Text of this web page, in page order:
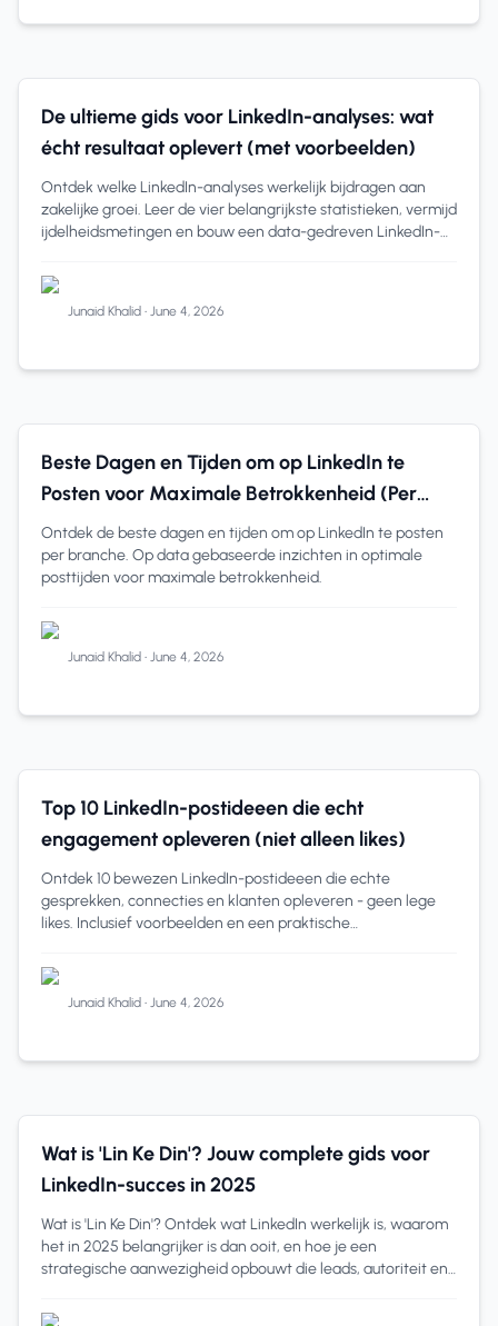
B2B-bedrijven 8 min read
De ultieme gids voor LinkedIn-analyses: wat
écht resultaat oplevert (met voorbeelden)
Ontdek welke LinkedIn-analyses werkelijk bijdragen aan
zakelijke groei. Leer de vier belangrijkste statistieken, vermijd
ijdelheidsmetingen en bouw een data-gedreven LinkedIn-
Junaid Khalid • June 4, 2026
LinkedIn Analytics 9 min read
Beste Dagen en Tijden om op LinkedIn te
Posten voor Maximale Betrokkenheid (Per
Branche)
Ontdek de beste dagen en tijden om op LinkedIn te posten
per branche. Op data gebaseerde inzichten in optimale
posttijden voor maximale betrokkenheid.
Junaid Khalid • June 4, 2026
LinkedIn Tips
Top 10 LinkedIn-postideeen die echt
engagement opleveren (niet alleen likes)
Ontdek 10 bewezen LinkedIn-postideeen die echte
gesprekken, connecties en klanten opleveren - geen lege
likes. Inclusief voorbeelden en een praktische
Junaid Khalid • June 4, 2026
LinkedIn Analytics
Wat is 'Lin Ke Din'? Jouw complete gids voor
LinkedIn-succes in 2025
Wat is 'Lin Ke Din'? Ontdek wat LinkedIn werkelijk is, waarom
het in 2025 belangrijker is dan ooit, en hoe je een
strategische aanwezigheid opbouwt die leads, autoriteit en